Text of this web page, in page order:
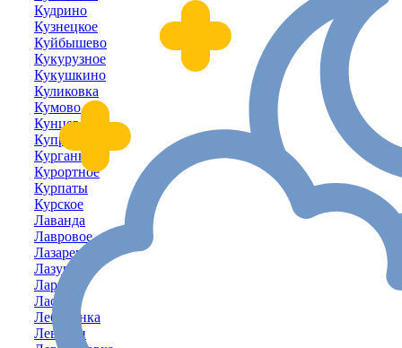
Кудрино
Кузнецкое
Куйбышево
Кукурузное
Кукушкино
Куликовка
Кумово
Кунцево
Куприно
Курганное
Курортное
Курпаты
Курское
Лаванда
Лавровое
Лазаревка
Лазурное
Ларино
Ласпи
Лебединка
Левадки